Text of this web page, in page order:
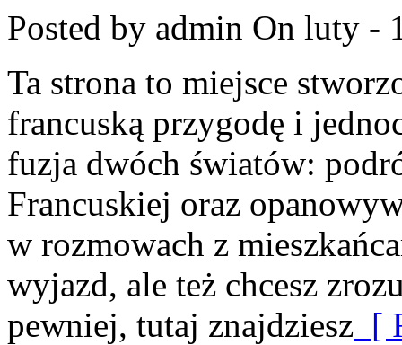
Posted by admin On luty -
Ta strona to miejsce
francuską przygodę i
fuzja dwóch światów:
Francuskiej oraz
w rozmowach z
wyjazd, ale też chcesz
pewniej, tutaj znajdziesz [